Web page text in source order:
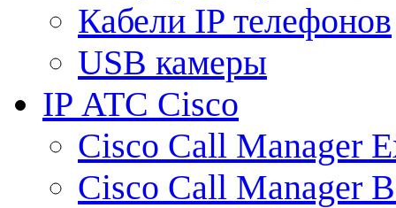
Кабели IP телефонов
USB камеры
IP АТС Cisco
Cisco Call Manager
Cisco Call Manager